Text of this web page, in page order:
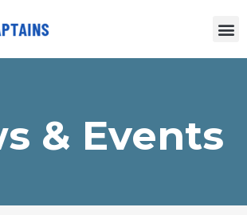
& Events